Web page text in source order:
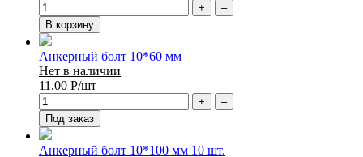
+
–
В корзину
Анкерный болт 10*60 мм
Нет в наличии
11,00 Р/шт
+
–
Под заказ
Анкерный болт 10*100 мм 10 шт.